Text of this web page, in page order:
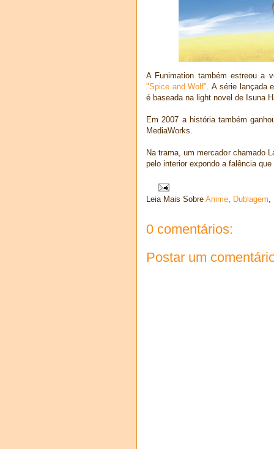
A Funimation também estreou a
"Spice and Wolf" . A série
é baseada na light novel de Isuna
Em 2007 a história também
MediaWorks.
Na trama, um mercador chamado
pelo interior expondo a falência
Leia Mais Sobre Anime, Dublagem,
0 comentários:
Postar um